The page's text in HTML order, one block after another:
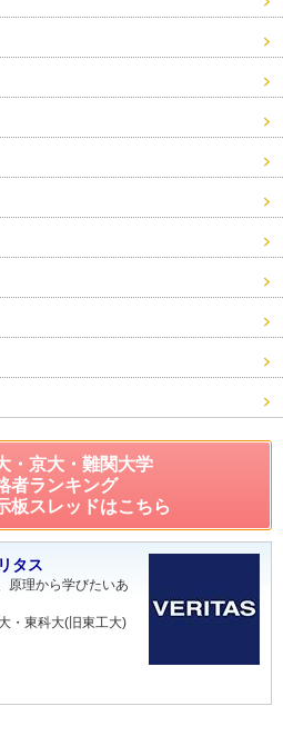
・京大・難関大学
者ランキング
板スレッドはこちら
タス
原理から学びたいあ
・東科大(旧東工大)